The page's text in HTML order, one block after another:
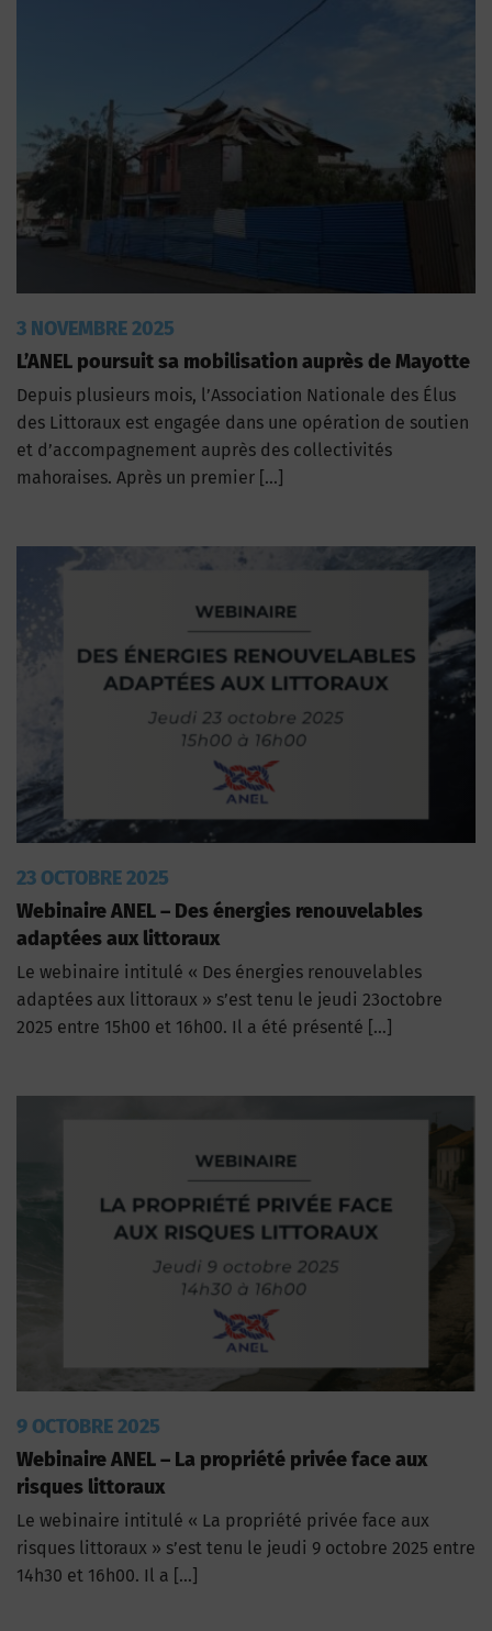
3 NOVEMBRE 2025
L’ANEL poursuit sa mobilisation auprès de Mayotte
Depuis plusieurs mois, l’Association Nationale des Élus
des Littoraux est engagée dans une opération de soutien
et d’accompagnement auprès des collectivités
mahoraises. Après un premier […]
23 OCTOBRE 2025
Webinaire ANEL – Des énergies renouvelables
adaptées aux littoraux
Le webinaire intitulé « Des énergies renouvelables
adaptées aux littoraux » s’est tenu le jeudi 23octobre
2025 entre 15h00 et 16h00. Il a été présenté […]
9 OCTOBRE 2025
Webinaire ANEL – La propriété privée face aux
risques littoraux
Le webinaire intitulé « La propriété privée face aux
risques littoraux » s’est tenu le jeudi 9 octobre 2025 entre
14h30 et 16h00. Il a […]